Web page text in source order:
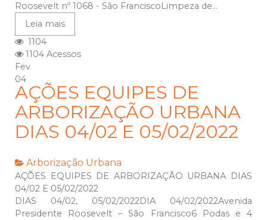
Roosevelt nº 1068 - São FranciscoLimpeza de...
Leia mais
1104
1104 Acessos
Fev
04
AÇÕES EQUIPES DE
ARBORIZAÇÃO URBANA
DIAS 04/02 E 05/02/2022
Arborização Urbana
AÇÕES EQUIPES DE ARBORIZAÇÃO URBANA DIAS
04/02 E 05/02/2022
DIAS 04/02, 05/02/2022DIA 04/02/2022Avenida
Presidente Roosevelt – São Francisco6 Podas e 4